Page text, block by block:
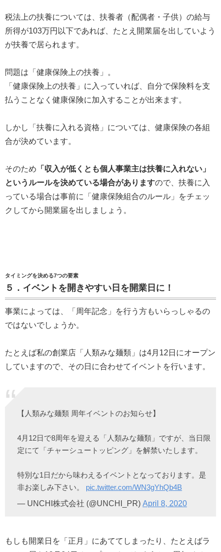
税法上の扶養については、扶養者（配偶者・子供）の給与
所得が103万円以下であれば、たとえ開業届を出していよう
が扶養で居られます。
問題は「健康保険上の扶養」。
「健康保険上の扶養」に入っていれば、自分で保険料を支
払うことなく健康保険に加入することが出来ます。
しかし「扶養に入れる資格」については、健康保険の各組
合が決めています。
そのため 「収入が低くとも個人事業主は扶養に入れない」
というルールを決めている場合がありますので、扶養に入
っている場合は事前に「健康保険組合のルール」をチェッ
クしてから開業届を出しましょう。
タイミングを決める7つの要素
５．イベントを開きやすい日を開業日に！
事業によっては、「周年記念」を行う方もいらっしゃるの
ではないでしょうか。
たとえば私の創業店「人類みな麺類」は4月12日にオープン
していますので、その日に合わせてイベントを行います。
【人類みな麺類 周年イベントのお知らせ】
4月12日で8周年を迎える「人類みな麺類」ですが、当日限
定にて「チャーシュートッピング」を解禁いたします。
特別な1日だから味わえるイベントとなっております。是
非お楽しみ下さい。 pic.twitter.com/WN3gYhQb4B
— UNCHI株式会社 (@UNCHI_PR) April 8, 2020
もしも開業日を「正月」にあててしまったり、たとえばラ